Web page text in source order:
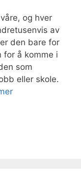
og hver
av
den bare for
for å komme i
som
eller skole.